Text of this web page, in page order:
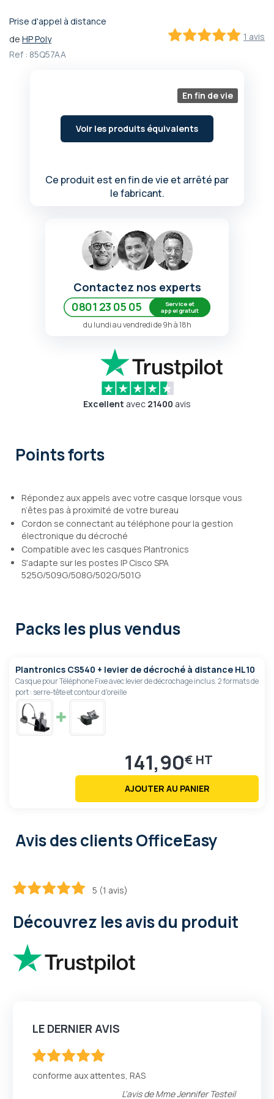
Prise d'appel à distance
1 avis
de HP Poly
Ref : 85Q57AA
En fin de vie
Voir les produits équivalents
Ce produit est en fin de vie et arrêté par
le fabricant.
Passer
au
début
Contactez nos experts
0801 23 05 05
Service et
appel gratuit
du lundi au vendredi de 9h à 18h
Excellent avec 21400 avis
Points forts
Répondez aux appels avec votre casque lorsque vous
n’êtes pas à proximité de votre bureau
Cordon se connectant au téléphone pour la gestion
électronique du décroché
Compatible avec les casques Plantronics
S'adapte sur les postes IP Cisco SPA
525G/509G/508G/502G/501G
Packs les plus vendus
Plantronics CS540 + levier de décroché à distance HL10
Casque pour Téléphone Fixe avec levier de décrochage inclus. 2 formats de
port : serre-tête et contour d'oreille
141,90€
AJOUTER AU PANIER
Avis des clients OfficeEasy
5 (1 avis)
Découvrez les avis du produit
LE DERNIER AVIS
conforme aux attentes, RAS
L'avis deMme Jennifer Testeil